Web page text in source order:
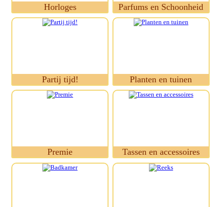
Horloges Parfums en Schoonheid
Partij tijd! Planten en tuinen
Premie Tassen en accessoires